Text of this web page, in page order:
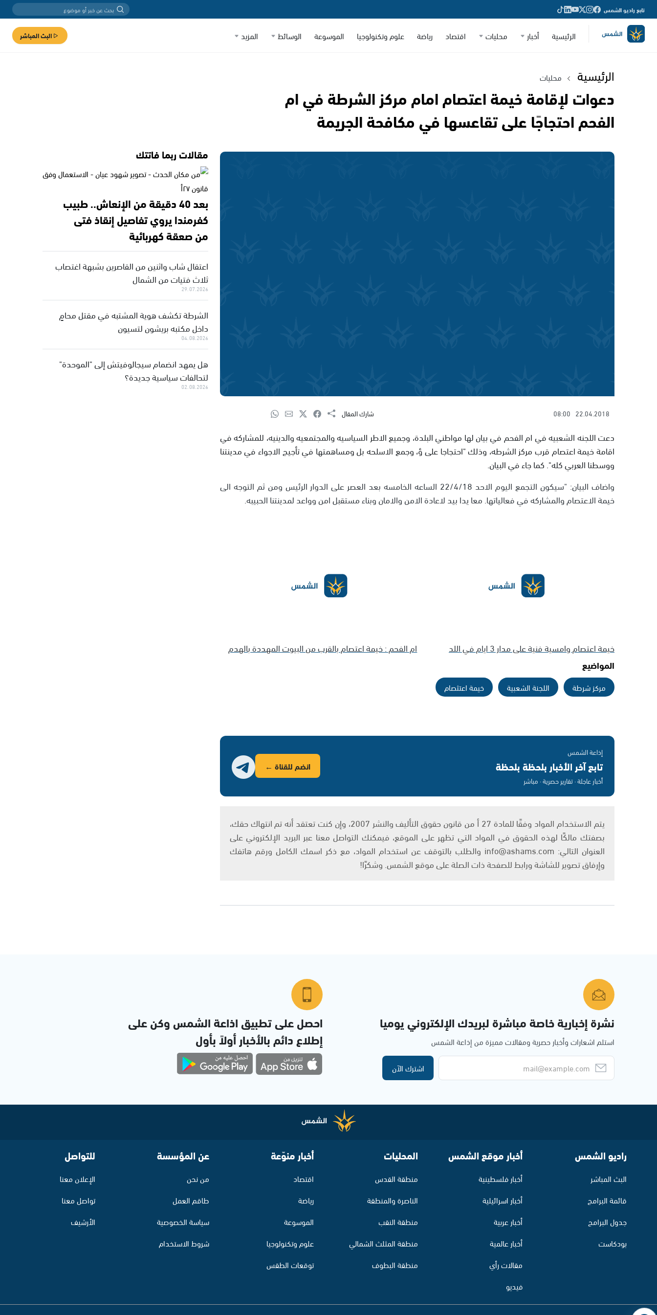
تابع راديو الشمس
الرئيسية أخبار محليات اقتصاد رياضة علوم وتكنولوجيا الموسوعة الوسائط المزيد البث المباشر
الرئيسية محليات
دعوات لإقامة خيمة اعتصام امام مركز الشرطة في ام
الفحم احتجاجًا على تقاعسها في مكافحة الجريمة
22.04.2018
08:00 شارك المقال
دعت اللجنه الشعبيه في ام الفحم في بيان لها مواطني البلدة، وجميع الاطر السياسيه والمجتمعيه والدينيه، للمشاركه في
اقامة خيمة اعتصام قرب مركز الشرطه، وذلك "احتجاجا على ؤ، وجمع الاسلحه بل ومساهمتها في تأجيج الاجواء في مدينتنا
ووسطنا العربي كله". كما جاء في البيان.
واضاف البيان: "سيكون التجمع اليوم الاحد 22/4/18 الساعه الخامسه بعد العصر على الدوار الرئيس ومن ثم التوجه الى
خيمة الاعتصام والمشاركه في فعالياتها. معا يدا بيد لاعادة الامن والامان وبناء مستقبل امن وواعد لمدينتنا الحبيبه.
خيمة اعتصام وامسية فنية على مدار 3 ايام في اللد
ام الفحم : خيمة اعتصام بالقرب من البيوت المهددة بالهدم
المواضيع
مركز شرطة اللجنة الشعبية خيمة اعتثصام
إذاعة الشمس
تابع آخر الأخبار بلحظة بلحظة
أخبار عاجلة · تقارير حصرية · مباشر
انضم للقناة ←
يتم الاستخدام المواد وفقًا للمادة 27 أ من قانون حقوق التأليف والنشر 2007، وإن كنت تعتقد أنه تم انتهاك حقك،
بصفتك مالكًا لهذه الحقوق في المواد التي تظهر على الموقع، فيمكنك التواصل معنا عبر البريد الإلكتروني على
العنوان التالي: info@ashams.com والطلب بالتوقف عن استخدام المواد، مع ذكر اسمك الكامل ورقم هاتفك
وإرفاق تصوير للشاشة ورابط للصفحة ذات الصلة على موقع الشمس. وشكرًا!
مقالات ربما فاتتك
بعد 40 دقيقة من الإنعاش.. طبيب
كفرمندا يروي تفاصيل إنقاذ فتى
من صعقة كهربائية
اعتقال شاب واثنين من القاصرين بشبهة اغتصاب
ثلاث فتيات من الشمال
29.07.2026
الشرطة تكشف هوية المشتبه في مقتل محامٍ
داخل مكتبه بريشون لتسيون
04.08.2026
هل يمهد انضمام سيجالوفيتش إلى "الموحدة"
لتحالفات سياسية جديدة؟
02.08.2026
نشرة إخبارية خاصة مباشرة لبريدك الإلكتروني يوميا
استلم اشعارات وأخبار حصرية ومقالات مميزة من إذاعة الشمس
اشترك الآن
احصل على تطبيق اذاعة الشمس وكن على
إطلاع دائم بالأخبار أولاً بأول
راديو الشمس
البث المباشر
قائمة البرامج
جدول البرامج
بودكاست
أخبار موقع الشمس
أخبار فلسطينية
أخبار اسرائيلية
أخبار عربية
أخبار عالمية
مقالات رأي
فيديو
المحليات
منطقة القدس
الناصرة والمنطقة
منطقة النقب
منطقة المثلث الشمالي
منطقة البطوف
أخبار منوّعة
اقتصاد
رياضة
الموسوعة
علوم وتكنولوجيا
توقعات الطقس
عن المؤسسة
من نحن
طاقم العمل
سياسة الخصوصية
شروط الاستخدام
للتواصل
الإعلان معنا
تواصل معنا
الأرشيف